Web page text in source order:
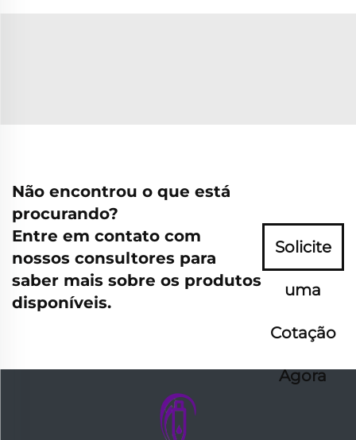
Não encontrou o que está
procurando?
Entre em contato com
nossos consultores para
saber mais sobre os produtos
disponíveis.
Solicite
uma
Cotação
Agora